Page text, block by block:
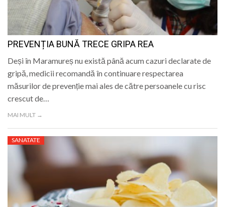
PREVENȚIA BUNĂ TRECE GRIPA REA
Deși în Maramureș nu există până acum cazuri declarate de
gripă, medicii recomandă în continuare respectarea
măsurilor de prevenție mai ales de către persoanele cu risc
crescut de…
MAI MULT →
SANATATE